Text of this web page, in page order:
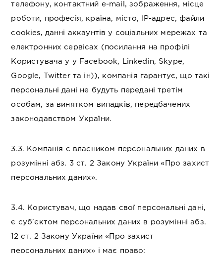
телефону, контактний e-mail, зображення, місце
роботи, професія, країна, місто, IP-адрес, файли
cookies, данні аккаунтів у соціальних мережах та
електронних сервісах (посилання на профілі
Користувача у у Facebook, Linkedin, Skype,
Google, Twitter та ін)), компанія гарантує, що такі
персональні дані не будуть передані третім
особам, за винятком випадків, передбачених
законодавством України.
3.3. Компанія є власником персональних даних в
розумінні абз. 3 ст. 2 Закону України «Про захист
персональних даних».
3.4. Користувач, що надав свої персональні дані,
є суб'єктом персональних даних в розумінні абз.
12 ст. 2 Закону України «Про захист
персональних даних» і має право: